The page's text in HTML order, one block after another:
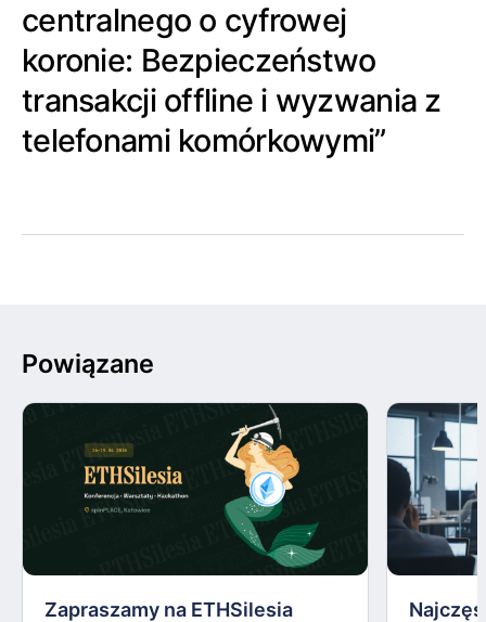
centralnego o cyfrowej
koronie: Bezpieczeństwo
transakcji offline i wyzwania z
telefonami komórkowymi”
Powiązane
Zapraszamy na ETHSilesia